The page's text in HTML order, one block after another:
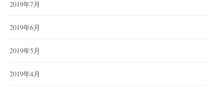
2019年7月
2019年6月
2019年5月
2019年4月